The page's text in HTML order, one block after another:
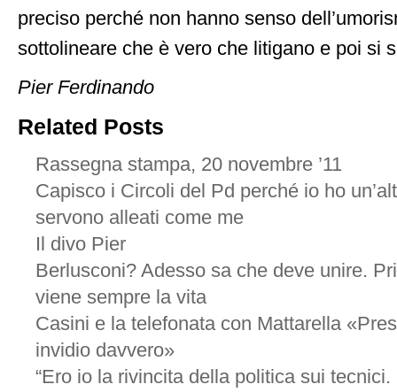
preciso perché non hanno senso
sottolineare che è vero che litigano e poi si
Pier Ferdinando
Related Posts
Rassegna stampa, 20 novembre ’11
Capisco i Circoli del Pd perché io ho
servono alleati come me
Il divo Pier
Berlusconi? Adesso sa che deve unire.
viene sempre la vita
Casini e la telefonata con Mattarella
invidio davvero»
“Ero io la rivincita della politica sui